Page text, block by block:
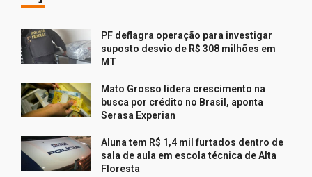
PF deflagra operação para investigar
suposto desvio de R$ 308 milhões em
MT
Mato Grosso lidera crescimento na
busca por crédito no Brasil, aponta
Serasa Experian
Aluna tem R$ 1,4 mil furtados dentro de
sala de aula em escola técnica de Alta
Floresta